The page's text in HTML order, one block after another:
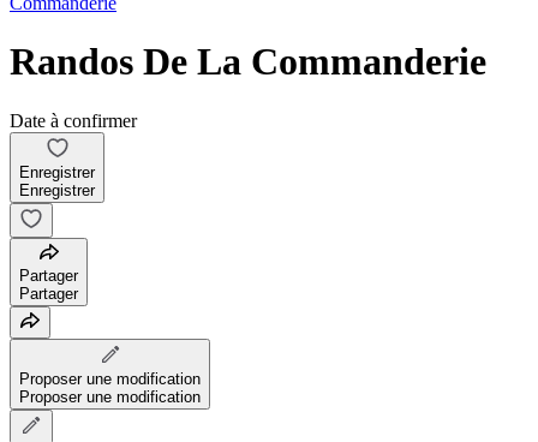
Randos De La Commanderie
Date à confirmer
Enregistrer
Enregistrer
Partager
Partager
Proposer une modification
Proposer une modification